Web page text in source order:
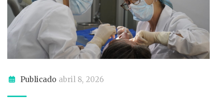
Publicado abril 8, 2026